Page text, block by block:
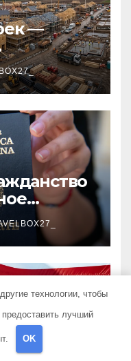
—
и
технологии, чтобы
лучший
OK